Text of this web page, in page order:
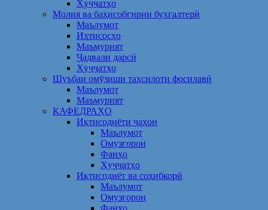
Ҳуҷҷатҳо
Молия ва баҳисобгирии бухгалтерӣ
Маълумот
Ихтисосҳо
Маъмурият
Ҷадвали дарсӣ
Ҳуҷҷатҳо
Шуъбаи омӯзиши таҳсилоти фосилавӣ
Маълумот
Маъмурият
КАФЕДРАҲО
Иқтисодиёти ҷаҳон
Маълумот
Омузгорон
Фанҳо
Ҳуҷҷатҳо
Иқтисодиёт ва соҳибкорӣ
Маълумот
Омузгорон
Фанҳо